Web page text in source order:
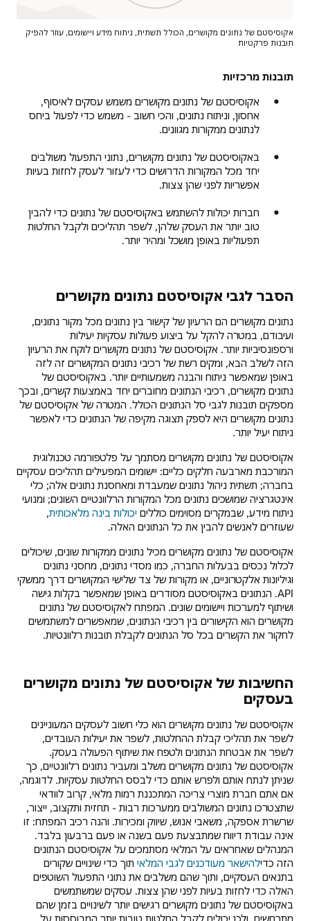
אקוסיסטם של נתונים מקושרים, הכולל תשתית, ניתוח מידע ויישומים, עוזר להפיק
תובנות פרקטיות
הוא
מקושרים?
תשתית:
נתונים
שנלכדו,
ואורגנו
ניתוח
מידע:
יישומים:
נתונים
רלוונטיים
לאקוסיסטם
תובנות מרכזיות
אקוסיסטם של נתונים מקושרים משמש עסקים לאיסוף,
אחסון, וניתוח נתונים, והכי חשוב - משמש כדי לפעול ביחס
לנתונים ממקורות מגוונים.
באקוסיסטם של נתונים מקושרים, נתוני התפעול משולבים
יחד מכל המקורות הדרושים כדי לעזור לעסק לחזות בעיות
אפשריות לפני שהן צצות.
חברות יכולות להשתמש באקוסיסטם של נתונים כדי להבין
טוב יותר את העסק שלהן, לשפר תהליכים ולקבל החלטות
תפעוליות באופן מושכל ומהיר יותר.
הסבר לגבי אקוסיסטם נתונים מקושרים
נתונים מקושרים הם הרעיון של קישור בין נתונים מכל מקור נתונים,
ועיבודם, במטרה להקל על ביצוע פעולות עסקיות יעילות
ורספונסיביות יותר. אקוסיסטם של נתונים מקושרים לוקח את הרעיון
הזה לשלב הבא, ומקים רשת של רכיבי נתונים המקושרים זה לזה
באופן שמאפשר ניתוח והבנה משמעותיים יותר. באקוסיסטם של
נתונים מקושרים, רכיבי הנתונים מחוברים יחד באמצעות קשרים, ובכך
מספקים תובנות לגבי סל הנתונים הכולל. המטרה של אקוסיסטם של
נתונים מקושרים היא לספק תצוגה מקיפה של הנתונים כדי לאפשר
ניתוח יעיל יותר.
אקוסיסטם של נתונים מקושרים מסתמך על פלטפורמה טכנולוגית
המורכבת מארבעה חלקים כליים: יישומים המפעילים תהליכים עסקיים
בחברה; תשתית ניהול נתונים שמעבדת ומאחסנת נתונים אלה; כלי
אינטגרציה שמושכים נתונים מכל המקורות הרלוונטיים השונים; ומנועי
ניתוח מידע, שבמקרים מסוימים כוללים יכולות בינה מלאכותית,
שעוזרים לאנשים להבין את כל הנתונים האלה.
אקוסיסטם של נתונים מקושרים מכיל נתונים ממקורות שונים, שיכולים
לכלול נכסים בבעלות החברה, כמו מסדי נתונים, מחסני נתונים
וגיליונות אלקטרוניים, או מקורות של צד שלישי המקושרים דרך ממשקי
API. הנתונים באקוסיסטם מסודרים באופן שמאפשר בקלות גישה
ושיתוף למערכות ויישומים שונים. המפתח לאקוסיסטם של נתונים
מקושרים הוא הקישורים בין רכיבי הנתונים, שמאפשרים למשתמשים
לחקור את הקשרים בכל סל הנתונים לקבלת תובנות רלוונטיות.
החשיבות של אקוסיסטם של נתונים מקושרים
בעסקים
אקוסיסטם של נתונים מקושרים הוא כלי חשוב לעסקים המעוניינים
לשפר את תהליכי קבלת ההחלטות, לשפר את יעילות העובדים,
לשפר את אבטחת הנתונים ולטפח את שיתוף הפעולה בעסק.
אקוסיסטם של נתונים מקושרים משלב ומעביר נתונים רלוונטיים, כך
שניתן לנתח אותם ולפרש אותם כדי לבסס החלטות עסקיות. לדוגמה,
אם אתם חברת מוצרי צריכה המתכננת רמות מלאי, קרוב לוודאי
שתצטרכו נתונים המשולבים ממערכות רבות - תחזית ותקצוב, ייצור,
שרשרת אספקה, משאבי אנוש, שיווק ומכירות. והנה רכיב המפתח: זו
אינה עבודת דיווח שמתבצעת פעם בשנה או פעם ברבעון בלבד.
המנהלים שאחראים על המלאי מסתמכים על אקוסיסטם הנתונים
הזה כדילהישאר מעודכנים לגבי המלאי תוך כדי שינויים שקורים
בתנאים העסקיים, ותוך שהם משלבים את נתוני התפעול השוטפים
האלה כדי לחזות בעיות לפני שהן צצות. עסקים שמשתמשים
באקוסיסטם של נתונים מקושרים רגישים יותר לשינויים בזמן שהם
מתרחשים, ולכן יכולים לקבל החלטות טובות יותר המבוססות על